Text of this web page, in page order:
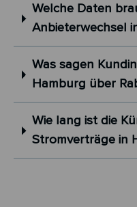
Welche Daten
Anbieterwechsel
Was sagen
Hamburg über
Wie lang ist die
Stromverträge in